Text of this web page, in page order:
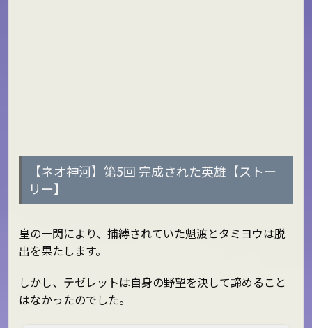
【ネオ神河】第5回 完成された英雄【ストー
リー】
皇の一閃により、捕縛されていた魁渡とタミヨウは脱
出を果たします。
しかし、テゼレットは自身の野望を決して諦めること
はなかったのでした。